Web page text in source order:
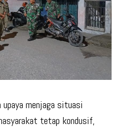
upaya menjaga situasi
tetap kondusif,